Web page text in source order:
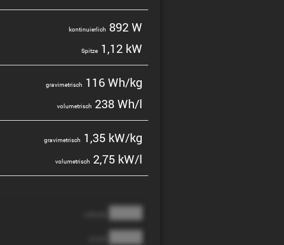
konti­nu­ier­lich 892 W
Spitze1,12 kW
gravi­me­trisch 116 Wh/kg
volume­trisch 238 Wh/l
gravi­me­trisch 1,35 kW/kg
volume­trisch 2,75 kW/l
████
████